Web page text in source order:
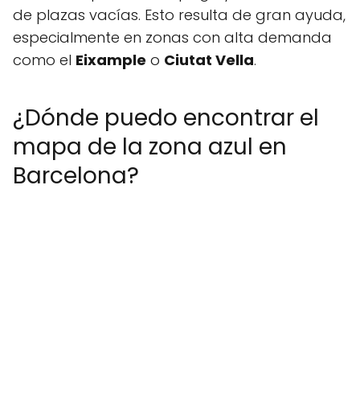
de plazas vacías. Esto resulta de gran ayuda,
especialmente en zonas con alta demanda
como el Eixample o Ciutat Vella.
¿Dónde puedo encontrar el
mapa de la zona azul en
Barcelona?